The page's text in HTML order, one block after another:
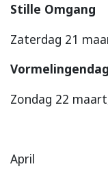
Stille Omgang
Zaterdag 21
Zondag 22
April